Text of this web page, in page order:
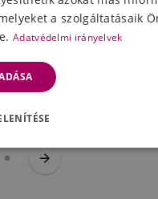
12
a szolgáltatásaik
Adatvédelmi irányelvek